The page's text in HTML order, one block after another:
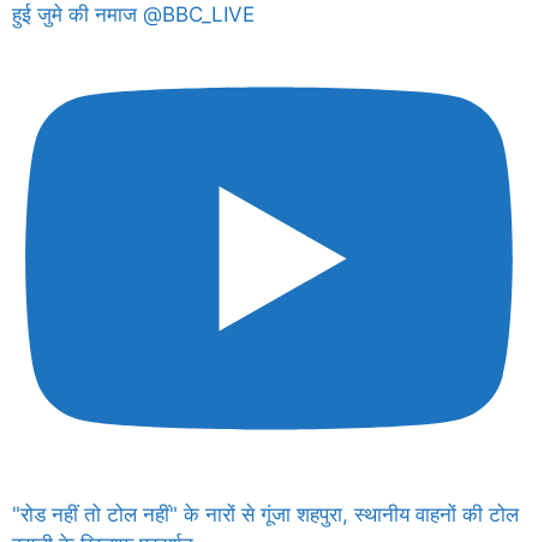
हुई जुमे की नमाज @BBC_LIVE
"रोड नहीं तो टोल नहीं" के नारों से गूंजा शहपुरा, स्थानीय वाहनों की टोल